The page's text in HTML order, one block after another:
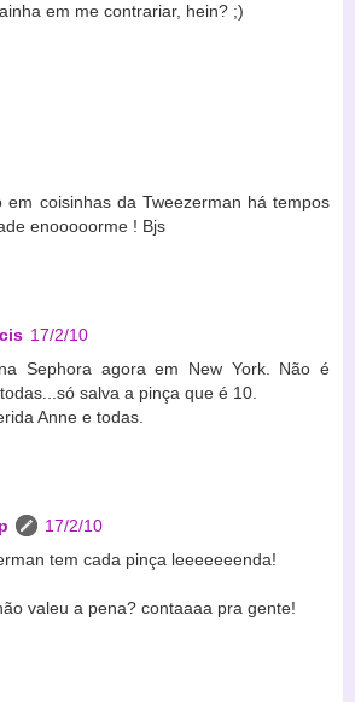
em me contrariar, hein? ;)
em coisinhas da Tweezerman há tempos
enooooorme ! Bjs
17/2/10
Sephora agora em New York. Não é
salva a pinça que é 10.
Anne e todas.
17/2/10
tem cada pinça leeeeeeenda!
valeu a pena? contaaaa pra gente!